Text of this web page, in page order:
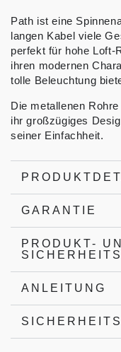
Path ist eine
langen Kabel viele
perfekt für hohe Loft-
ihren modernen
tolle Beleuchtung
Die metallenen
ihr großzügiges
seiner Einfachheit.
GARANTIE
PRODUKT-
ANLEITUNG